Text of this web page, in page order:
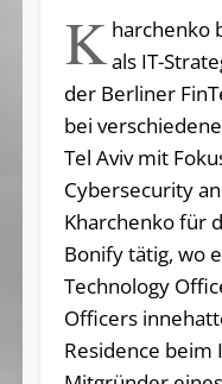
K harchenko
als IT-
der Berliner
bei
Tel Aviv mit
Cybersecurity
Kharchenko für
Bonify tätig, wo
Technology
Officers
Residence beim